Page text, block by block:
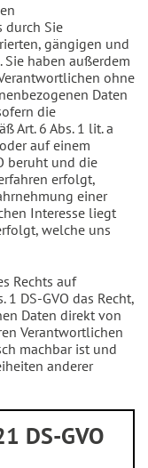
durch Sie
gängigen und
haben außerdem
ohne
Daten
die
Art. 6 Abs. 1 lit. a
auf einem
beruht und die
erfolgt,
einer
Interesse liegt
welche uns
Rechts auf
1 DS-GVO das Recht,
Daten direkt von
Verantwortlichen
machbar ist und
anderer
DS-GVO